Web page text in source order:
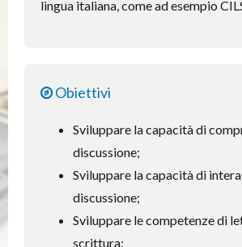
lingua italiana, come ad esempio
Obiettivi
Sviluppare la capacità di
discussione;
Sviluppare la capacità di
discussione;
Sviluppare le competenze di
scrittura;